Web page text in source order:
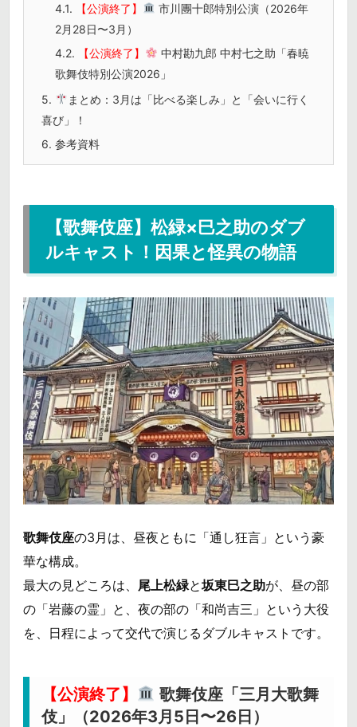
4.1.
【公演終了】
市川團十郎特別公演（2026年
2月28日〜3月）
4.2.
【公演終了】
中村勘九郎 中村七之助「春暁
歌舞伎特別公演2026」
5.
まとめ：3月は「比べる楽しみ」と「会いに行く
喜び」！
6. 参考資料
【歌舞伎座】松緑×巳之助のダブ
ルキャスト！因果と怪異の物語
歌舞伎座の3月は、昼夜ともに「通し狂言」という豪
華な構成。
最大の見どころは、 尾上松緑と坂東巳之助が、昼の部
の「岩藤の霊」と、夜の部の「和尚吉三」という大役
を、日程によって交代で演じるダブルキャストです。
【公演終了】
歌舞伎座「三月大歌舞
伎」（2026年3月5日〜26日）